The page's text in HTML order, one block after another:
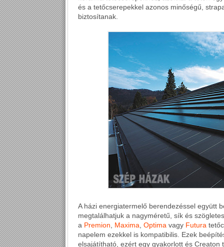
és a tetőcserepekkel azonos minőségű,
biztosítanak.
A házi energiatermelő berendezéssel együtt
megtalálhatjuk a nagyméretű, sík és
a Premion Maxima Optima vagy Futura
napelem ezekkel is kompatibilis. Ezek
elsajátítható, ezért egy gyakorlott és